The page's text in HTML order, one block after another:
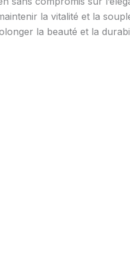
la vitalité et la
la beauté et la